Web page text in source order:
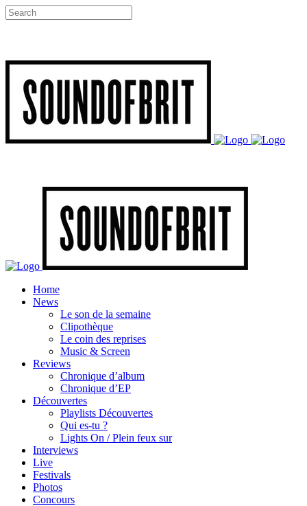
Home
News
Le son de la semaine
Clipothèque
Le coin des reprises
Music & Screen
Reviews
Chronique d’album
Chronique d’EP
Découvertes
Playlists Découvertes
Qui es-tu ?
Lights On / Plein feux sur
Interviews
Live
Festivals
Photos
Concours